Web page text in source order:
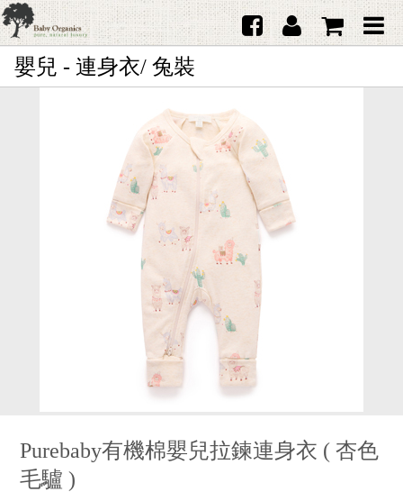
首頁
日本品牌育兒配件
韓國Merebe寶寶配件
客服專區
嬰兒 - 連身衣/ 兔裝
Purebaby有機棉嬰兒拉鍊連身衣 (杏色
毛驢 )